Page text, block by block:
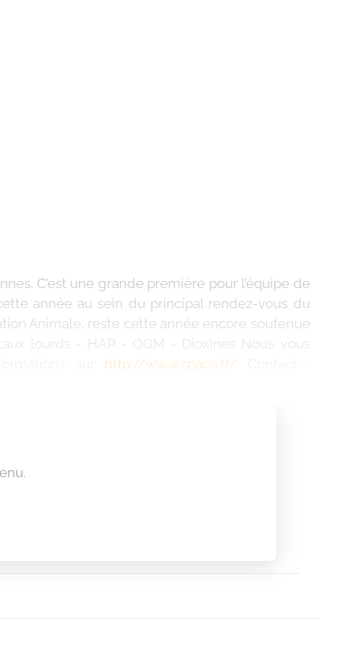
C’est une grande première pour l’équipe de
année au sein du principal rendez-vous du
Animale, reste cette année encore soutenue
lourds - HAP - OGM - Dioxines Nous vous
http://www.space.fr/